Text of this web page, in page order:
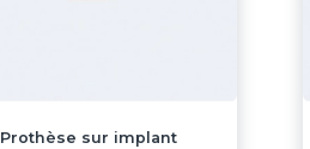
Prothèse sur implant